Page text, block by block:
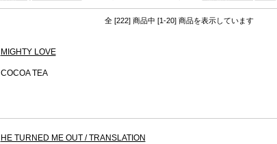
全 [222] 商品中 [1-20] 商品を表示しています
MIGHTY LOVE
COCOA TEA
HE TURNED ME OUT / TRANSLATION